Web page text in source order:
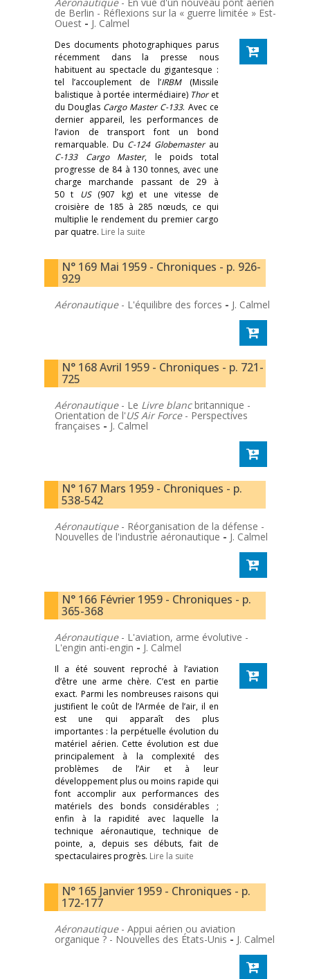
de Berlin - Réflexions sur la « guerre limitée » Est-
Ouest - J. Calmel
Des documents photographiques parus
récemment dans la presse nous
habituent au spectacle du gigantesque :
tel l’accouplement de l’IRBM(Missile
balistique à portée intermédiaire) Thoret
du Douglas Cargo Master C-133. Avec ce
dernier appareil, les performances de
l’avion de transport font un bond
remarquable. Du C-124 Globemaster au
C-133
Cargo Master, le poids total
progresse de 84 à 130 tonnes, avec une
charge marchande passant de 29 à
50 t US(907 kg) et une vitesse de
croisière de 185 à 285 nœuds, ce qui
multiplie le rendement du premier cargo
par quatre. Lire la suite
N° 169 Mai 1959 - Chroniques - p. 926-
929
Aéronautique - L'équilibre des forces - J. Calmel
N° 168 Avril 1959 - Chroniques - p. 721-
725
Aéronautique - Le Livre blancbritannique -
Orientation de l'US Air Force- Perspectives
françaises - J. Calmel
N° 167 Mars 1959 - Chroniques - p.
538-542
Aéronautique - Réorganisation de la défense -
Nouvelles de l'industrie aéronautique - J. Calmel
N° 166 Février 1959 - Chroniques - p.
365-368
Aéronautique - L'aviation, arme évolutive -
L'engin anti-engin - J. Calmel
Il a été souvent reproché à l’aviation
d’être une arme chère. C’est en partie
exact. Parmi les nombreuses raisons qui
justifient le coût de l’Armée de l’air, il en
est une qui apparaît des plus
importantes : la perpétuelle évolution du
matériel aérien. Cette évolution est due
principalement à la complexité des
problèmes de l’Air et à leur
développement plus ou moins rapide qui
font accomplir aux performances des
matériels des bonds considérables ;
enfin à la rapidité avec laquelle la
technique aéronautique, technique de
pointe, a, depuis ses débuts, fait de
spectaculaires progrès. Lire la suite
N° 165 Janvier 1959 - Chroniques - p.
172-177
Aéronautique - Appui aérien ou aviation
organique ? - Nouvelles des États-Unis - J. Calmel